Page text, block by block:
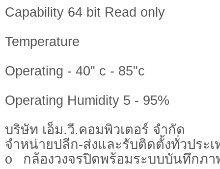
Capability 64 bit Read only
Temperature
Operating - 40" c - 85"c
Operating Humidity 5 - 95%
บริษัท เอ็ม.วี.คอมพิวเตอร์ จำกัด
จำหน่ายปลีก-ส่งและรับติดตั้งทั่วประ
o กล้องวงจรปิดพร้อมระบบบันทึกภ